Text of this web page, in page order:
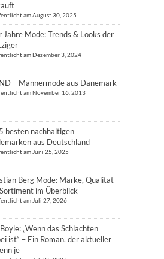
am August 30, 2025
Jahre Mode: Trends & Looks der
am Dezember 3, 2024
– Männermode aus Dänemark
am November 16, 2013
besten nachhaltigen
aus Deutschland
am Juni 25, 2025
Berg Mode: Marke, Qualität
im Überblick
am Juli 27, 2026
„Wenn das Schlachten
ist“ – Ein Roman, der aktueller
je